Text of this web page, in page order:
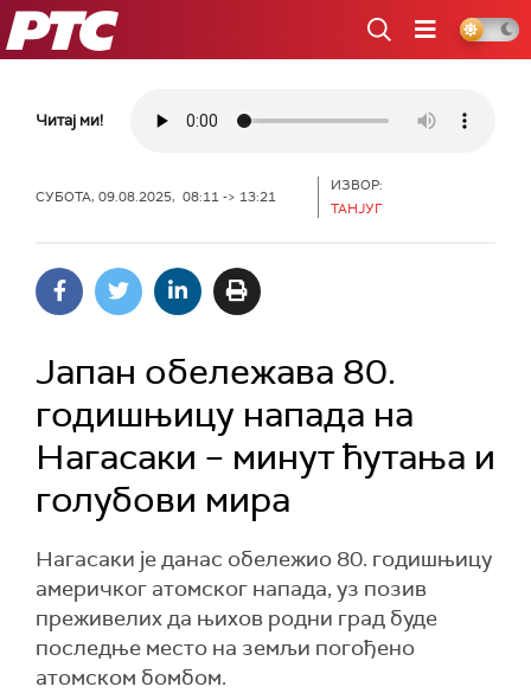
РТС
Читај ми!
СУБОТА, 09.08.2025, 08:11 -> 13:21
ИЗВОР:
ТАНЈУГ
Jапан обележава 80.
годишњицу напада на
Нагасаки – минут ћутања и
голубови мира
Нагасаки је данас обележио 80. годишњицу
америчког атомског напада, уз позив
преживелих да њихов родни град буде
последње место на земљи погођено
атомском бомбом.